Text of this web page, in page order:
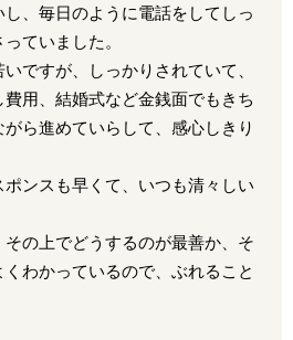
、毎日のように電話をしてしっ
ていました。
ですが、しっかりされていて、
用、結婚式など金銭面でもきち
ら進めていらして、感心しきり
ンスも早くて、いつも清々しい
の上でどうするのが最善か、そ
わかっているので、ぶれること